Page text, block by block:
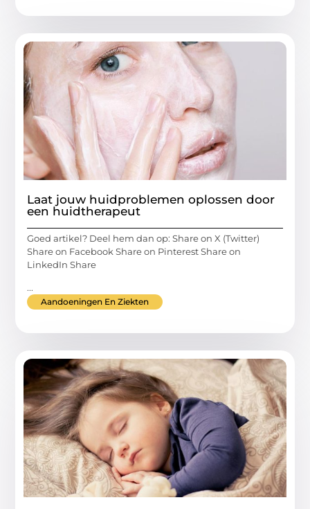
Laat jouw huidproblemen oplossen door
een huidtherapeut
Goed artikel? Deel hem dan op: Share on X (Twitter)
Share on Facebook Share on Pinterest Share on
LinkedIn Share
...
Aandoeningen En Ziekten